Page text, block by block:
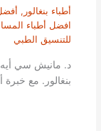
أطباء بنغالور ,
افضل أطباء المسالك
للتنسيق الطبي
د. مانيش سي أيه
بنغالور. مع خبرة أكثر من 8 عاما،